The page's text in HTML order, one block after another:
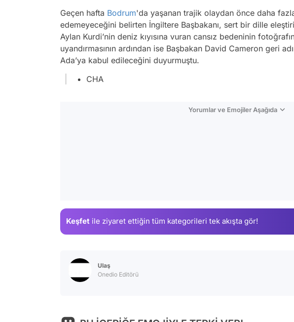
Geçen hafta Bodrum'da yaşanan trajik olaydan önce daha fazla
edemeyeceğini belirten İngiltere Başbakanı, sert bir dille
Aylan Kurdi’nin deniz kıyısına vuran cansız bedeninin
uyandırmasının ardından ise Başbakan David Cameron geri
Ada’ya kabul edileceğini duyurmuştu.
CHA
Yorumlar ve Emojiler Aşağıda
Keşfet ile ziyaret ettiğin tüm kategorileri tek akışta gör!
Ulaş
Onedio Editörü